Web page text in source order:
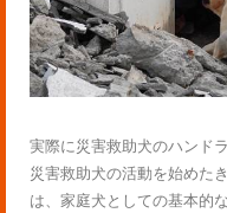
実際に災害救助犬のハンド
災害救助犬の活動を始めた
は、家庭犬としての基本的